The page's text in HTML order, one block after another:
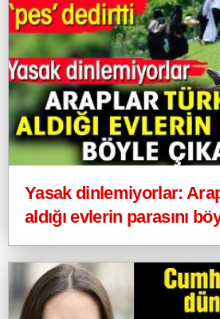
Yasak dinlemiyorlar:
aldığı evlerin parasını